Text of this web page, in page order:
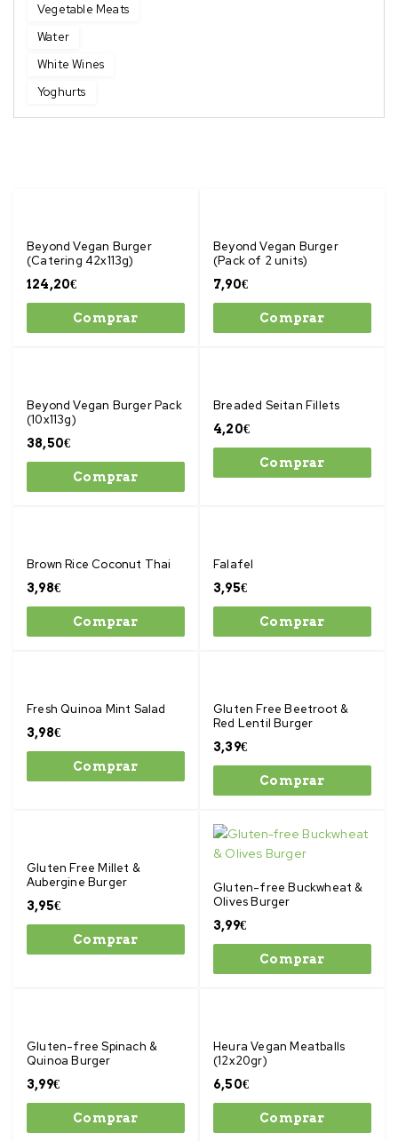
Vegetable Meats
Water
White Wines
Yoghurts
Beyond Vegan Burger
(Catering 42x113g)
124,20€
Comprar
Beyond Vegan Burger
(Pack of 2 units)
7,90€
Comprar
Beyond Vegan Burger Pack
(10x113g)
38,50€
Comprar
Breaded Seitan Fillets
4,20€
Comprar
Brown Rice Coconut Thai
3,98€
Comprar
Falafel
3,95€
Comprar
Fresh Quinoa Mint Salad
3,98€
Comprar
Gluten Free Beetroot &
Red Lentil Burger
3,39€
Comprar
Gluten Free Millet &
Aubergine Burger
3,95€
Comprar
Gluten-free Buckwheat &
Olives Burger
3,99€
Comprar
Gluten-free Spinach &
Quinoa Burger
3,99€
Comprar
Heura Vegan Meatballs
(12x20gr)
6,50€
Comprar